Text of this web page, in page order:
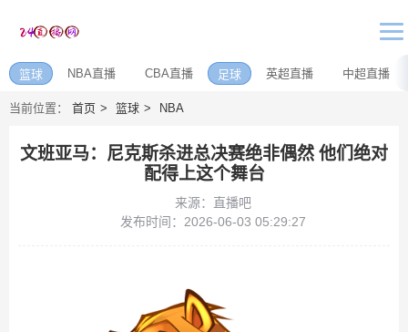
篮球 NBA直播 CBA直播 足球 英超直播 中超直播
当前位置： 首页 篮球 NBA
文班亚马：尼克斯杀进总决赛绝非偶然 他们绝对
配得上这个舞台
来源：直播吧
发布时间：2026-06-03 05:29:27